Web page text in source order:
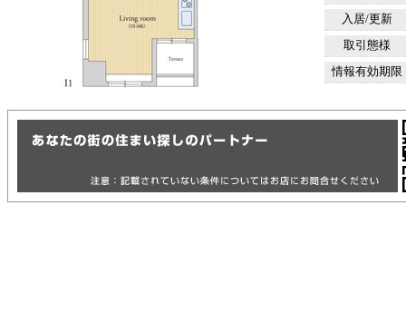
入居/更新
取引態様
情報有効期限